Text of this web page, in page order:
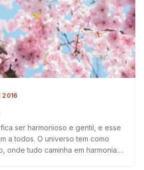
2016
ser harmonioso e gentil, e esse
a todos. O universo tem como
onde tudo caminha em harmonia.